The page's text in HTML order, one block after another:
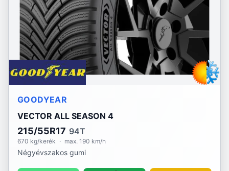
GOODYEAR
VECTOR ALL SEASON 4
215/55R17 94T
670 kg/kerék · max. 190 km/h
Négyévszakos gumi